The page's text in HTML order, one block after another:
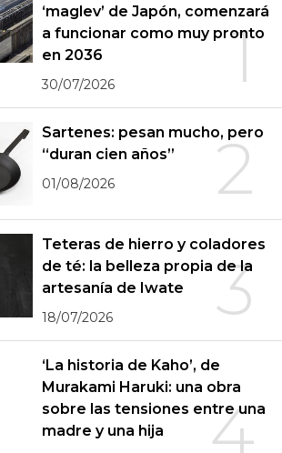
1
‘maglev’ de Japón, comenzará
a funcionar como muy pronto
en 2036
30/07/2026
2
Sartenes: pesan mucho, pero
“duran cien años”
01/08/2026
3
Teteras de hierro y coladores
de té: la belleza propia de la
artesanía de Iwate
18/07/2026
4
‘La historia de Kaho’, de
Murakami Haruki: una obra
sobre las tensiones entre una
madre y una hija